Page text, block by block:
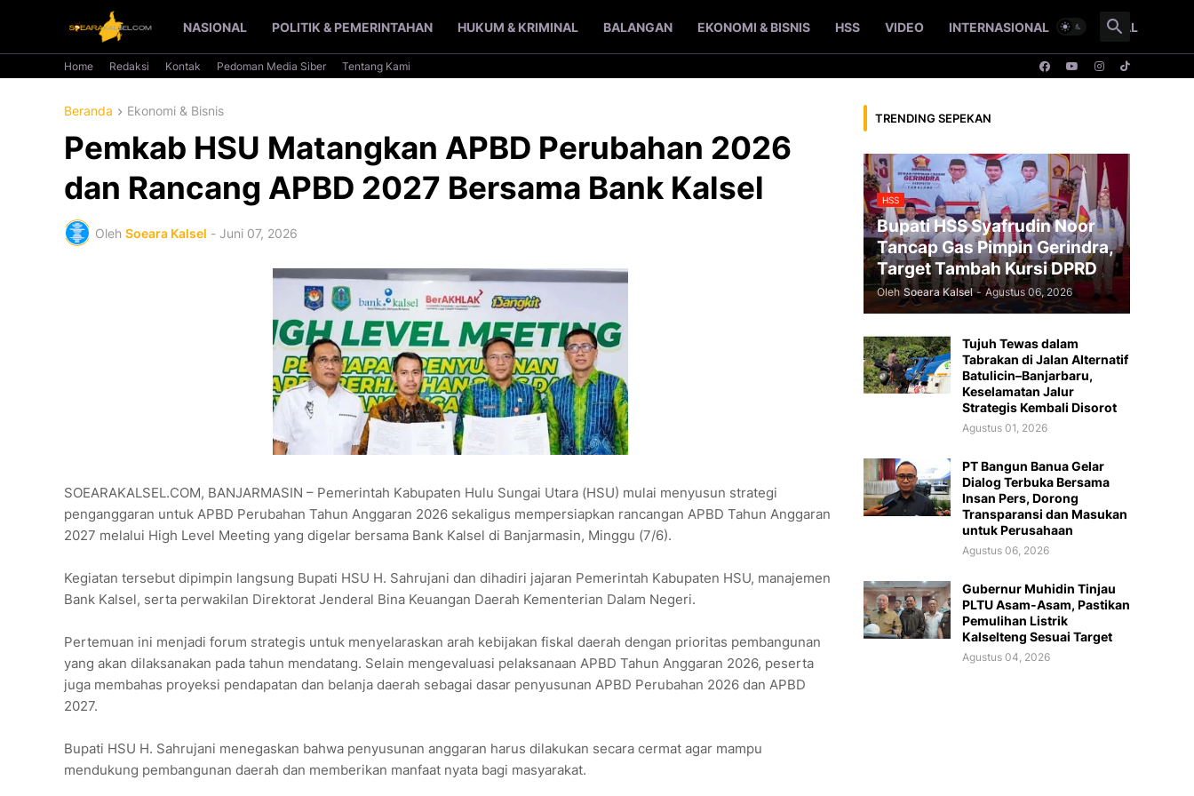
NASIONAL POLITIK & PEMERINTAHAN HUKUM & KRIMINAL BALANGAN EKONOMI & BISNIS HSS VIDEO INTERNASIONAL NASIONAL
Home Redaksi Kontak Pedoman Media Siber Tentang Kami
Beranda Ekonomi & Bisnis
Pemkab HSU Matangkan APBD Perubahan 2026
dan Rancang APBD 2027 Bersama Bank Kalsel
Oleh Soeara Kalsel - Juni 07, 2026
SOEARAKALSEL.COM, BANJARMASIN – Pemerintah Kabupaten Hulu Sungai Utara (HSU) mulai menyusun strategi
penganggaran untuk APBD Perubahan Tahun Anggaran 2026 sekaligus mempersiapkan rancangan APBD Tahun Anggaran
2027 melalui High Level Meeting yang digelar bersama Bank Kalsel di Banjarmasin, Minggu (7/6).
Kegiatan tersebut dipimpin langsung Bupati HSU H. Sahrujani dan dihadiri jajaran Pemerintah Kabupaten HSU, manajemen
Bank Kalsel, serta perwakilan Direktorat Jenderal Bina Keuangan Daerah Kementerian Dalam Negeri.
Pertemuan ini menjadi forum strategis untuk menyelaraskan arah kebijakan fiskal daerah dengan prioritas pembangunan
yang akan dilaksanakan pada tahun mendatang. Selain mengevaluasi pelaksanaan APBD Tahun Anggaran 2026, peserta
juga membahas proyeksi pendapatan dan belanja daerah sebagai dasar penyusunan APBD Perubahan 2026 dan APBD
2027.
Bupati HSU H. Sahrujani menegaskan bahwa penyusunan anggaran harus dilakukan secara cermat agar mampu
mendukung pembangunan daerah dan memberikan manfaat nyata bagi masyarakat.
TRENDING SEPEKAN
HSS
Bupati HSS Syafrudin Noor
Tancap Gas Pimpin Gerindra,
Target Tambah Kursi DPRD
Oleh Soeara Kalsel - Agustus 06, 2026
Tujuh Tewas dalam
Tabrakan di Jalan Alternatif
Batulicin–Banjarbaru,
Keselamatan Jalur
Strategis Kembali Disorot
Agustus 01, 2026
PT Bangun Banua Gelar
Dialog Terbuka Bersama
Insan Pers, Dorong
Transparansi dan Masukan
untuk Perusahaan
Agustus 06, 2026
Gubernur Muhidin Tinjau
PLTU Asam-Asam, Pastikan
Pemulihan Listrik
Kalselteng Sesuai Target
Agustus 04, 2026